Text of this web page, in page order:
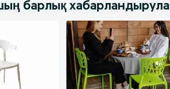
барлық